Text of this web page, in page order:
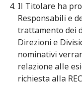
Il Titolare ha
Responsabili e
trattamento dei
Direzioni e
nominativi
relazione alle
richiesta alla